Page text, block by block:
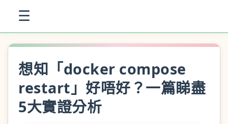
☰
想知「docker compose
restart」好唔好？一篇睇盡
5大實證分析